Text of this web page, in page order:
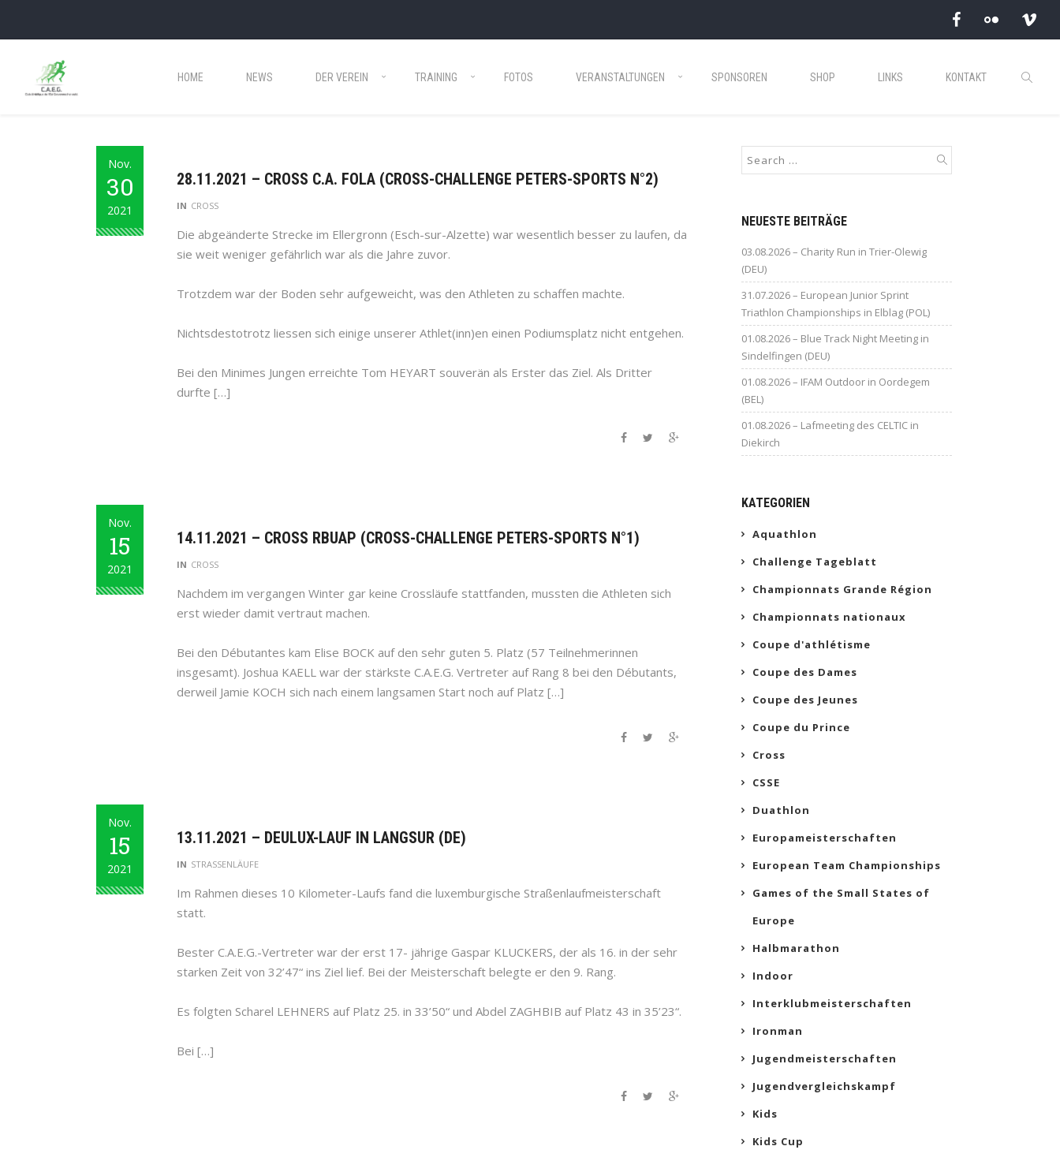
HOME NEWS DER VEREIN TRAINING FOTOS VERANSTALTUNGEN SPONSOREN SHOP LINKS KONTAKT
Nov.
30
2021
28.11.2021 – CROSS C.A. FOLA (CROSS-CHALLENGE PETERS-SPORTS N°2)
IN CROSS
Die abgeänderte Strecke im Ellergronn (Esch-sur-Alzette) war wesentlich besser zu laufen, da
sie weit weniger gefährlich war als die Jahre zuvor.
Trotzdem war der Boden sehr aufgeweicht, was den Athleten zu schaffen machte.
Nichtsdestotrotz liessen sich einige unserer Athlet(inn)en einen Podiumsplatz nicht entgehen.
Bei den Minimes Jungen erreichte Tom HEYART souverän als Erster das Ziel. Als Dritter
durfte […]
Nov.
15
2021
14.11.2021 – CROSS RBUAP (CROSS-CHALLENGE PETERS-SPORTS N°1)
IN CROSS
Nachdem im vergangen Winter gar keine Crossläufe stattfanden, mussten die Athleten sich
erst wieder damit vertraut machen.
Bei den Débutantes kam Elise BOCK auf den sehr guten 5. Platz (57 Teilnehmerinnen
insgesamt). Joshua KAELL war der stärkste C.A.E.G. Vertreter auf Rang 8 bei den Débutants,
derweil Jamie KOCH sich nach einem langsamen Start noch auf Platz […]
Nov.
15
2021
13.11.2021 – DEULUX-LAUF IN LANGSUR (DE)
IN STRASSENLÄUFE
Im Rahmen dieses 10 Kilometer-Laufs fand die luxemburgische Straßenlaufmeisterschaft
statt.
Bester C.A.E.G.-Vertreter war der erst 17- jährige Gaspar KLUCKERS, der als 16. in der sehr
starken Zeit von 32’47“ ins Ziel lief. Bei der Meisterschaft belegte er den 9. Rang.
Es folgten Scharel LEHNERS auf Platz 25. in 33’50“ und Abdel ZAGHBIB auf Platz 43 in 35’23“.
Bei […]
NEUESTE BEITRÄGE
03.08.2026 – Charity Run in Trier-Olewig
(DEU)
31.07.2026 – European Junior Sprint
Triathlon Championships in Elblag (POL)
01.08.2026 – Blue Track Night Meeting in
Sindelfingen (DEU)
01.08.2026 – IFAM Outdoor in Oordegem
(BEL)
01.08.2026 – Lafmeeting des CELTIC in
Diekirch
KATEGORIEN
Aquathlon
Challenge Tageblatt
Championnats Grande Région
Championnats nationaux
Coupe d'athlétisme
Coupe des Dames
Coupe des Jeunes
Coupe du Prince
Cross
CSSE
Duathlon
Europameisterschaften
European Team Championships
Games of the Small States of
Europe
Halbmarathon
Indoor
Interklubmeisterschaften
Ironman
Jugendmeisterschaften
Jugendvergleichskampf
Kids
Kids Cup